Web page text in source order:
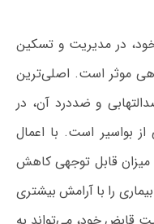
در مدیریت و تسکین
موثر است. اصلی‌ترین
و ضددرد آن، در
بواسیر است. با اعمال
قابل توجهی کاهش
را با آرامش بیشتری